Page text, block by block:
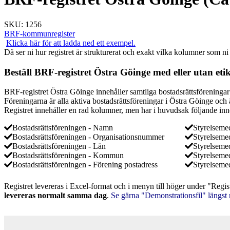
SKU: 1256
BRF-kommunregister
Klicka här för att ladda ned ett exempel.
Då ser ni hur registret är strukturerat och exakt vilka kolumner som
Beställ BRF-registret Östra Göinge med eller utan
BRF-registret Östra Göinge innehåller samtliga
Föreningarna är alla aktiva bostadsrättsföreningar i Östra Göinge
Registret innehåller en rad kolumner, men har i huvudsak följande
Bostadsrättsföreningen - Namn
Bostadsrättsföreningen - Organisationsnummer
Bostadsrättsföreningen - Län
Bostadsrättsföreningen - Kommun
Bostadsrättsföreningen - Förening postadress
Registret levereras i Excel-format och i menyn till höger under
levereras normalt samma dag. Se gärna "Demonstrationsfil"